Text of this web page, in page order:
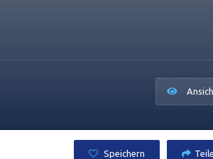
Speichern